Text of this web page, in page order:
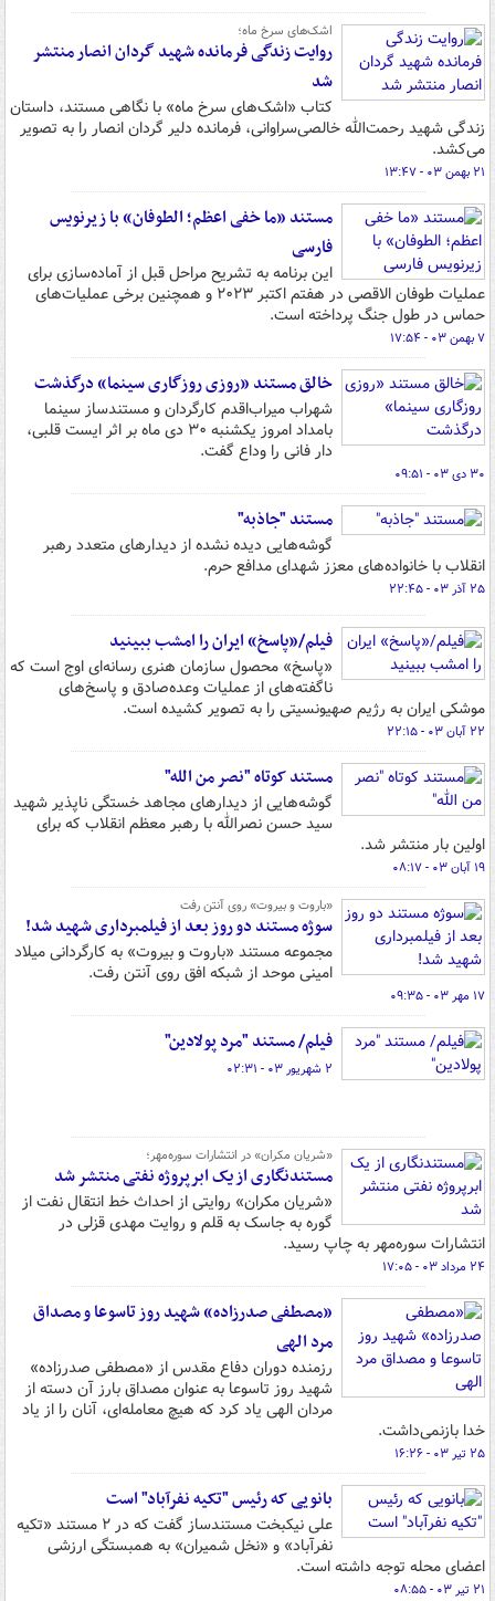
اشک‌های سرخ ماه؛
روایت زندگی فرمانده شهید گردان انصار منتشر
شد
کتاب «اشک‌های سرخ ماه» با نگاهی مستند، داستان
زندگی شهید رحمت‌الله خالصی‌سراوانی، فرمانده دلیر گردان انصار را به تصویر
می‌کشد.
۲۱ بهمن ۰۳ - ۱۳:۴۷
مستند «ما خفی اعظم؛ الطوفان» با زیرنویس
فارسی
این برنامه به تشریح مراحل قبل از آماده‌سازی برای
عملیات طوفان الاقصی در هفتم اکتبر ۲۰۲۳ و همچنین برخی عملیات‌های
حماس در طول جنگ پرداخته است.
۷ بهمن ۰۳ - ۱۷:۵۴
خالق مستند «روزی روزگاری سینما» درگذشت
شهراب میراب‌اقدم کارگردان و مستندساز سینما
بامداد امروز یکشنبه ۳۰ دی ماه بر اثر ایست قلبی،
دار فانی را وداع گفت.
۳۰ دی ۰۳ - ۰۹:۵۱
مستند "جاذبه"
گوشه‌هایی دیده نشده از دیدارهای متعدد رهبر
انقلاب با خانواده‌های معزز شهدای مدافع حرم.
۲۵ آذر ۰۳ - ۲۲:۴۵
فیلم/«پاسخ» ایران را امشب ببینید
«پاسخ» محصول سازمان هنری رسانه‌ای اوج است که
ناگفته‌های از عملیات وعده‌صادق و پاسخ‌های
موشکی ایران به رژیم صهیونسیتی را به تصویر کشیده است.
۲۲ آبان ۰۳ - ۲۲:۱۵
مستند کوتاه "نصر من الله"
گوشه‌هایی از دیدارهای مجاهد خستگی ناپذیر شهید
سید حسن نصرالله با رهبر معظم انقلاب که برای
اولین بار منتشر شد.
۱۹ آبان ۰۳ - ۰۸:۱۷
«باروت و بیروت» روی آنتن رفت
سوژه مستند دو روز بعد از فیلمبرداری شهید شد!
مجموعه مستند «باروت و بیروت» به کارگردانی میلاد
امینی موحد از شبکه افق روی آنتن رفت.
۱۷ مهر ۰۳ - ۰۹:۳۵
فیلم/ مستند "مرد پولادین"
۲ شهریور ۰۳ - ۰۲:۳۱
«شریان مکران» در انتشارات سوره‌مهر؛
مستندنگاری از یک ابرپروژه نفتی منتشر شد
«شریان مکران» روایتی از احداث خط انتقال نفت از
گوره به جاسک به قلم و روایت مهدی قزلی در
انتشارات سوره‌مهر به چاپ رسید.
۲۴ مرداد ۰۳ - ۱۷:۰۵
«مصطفی صدرزاده» شهید روز تاسوعا و مصداق
مرد الهی
رزمنده دوران دفاع مقدس از «مصطفی صدرزاده»
شهید روز تاسوعا به عنوان مصداق بارز آن دسته از
مردان الهی یاد کرد که هیچ معامله‌ای، آنان را از یاد
خدا بازنمی‌داشت.
۲۵ تیر ۰۳ - ۱۶:۲۶
بانویی که رئیس "تکیه نفرآباد" است
علی نیکبخت مستندساز گفت که در ۲ مستند «تکیه
نفرآباد» و «نخل شمیران» به همبستگی ارزشی
اعضای محله توجه داشته است.
۲۱ تیر ۰۳ - ۰۸:۵۵